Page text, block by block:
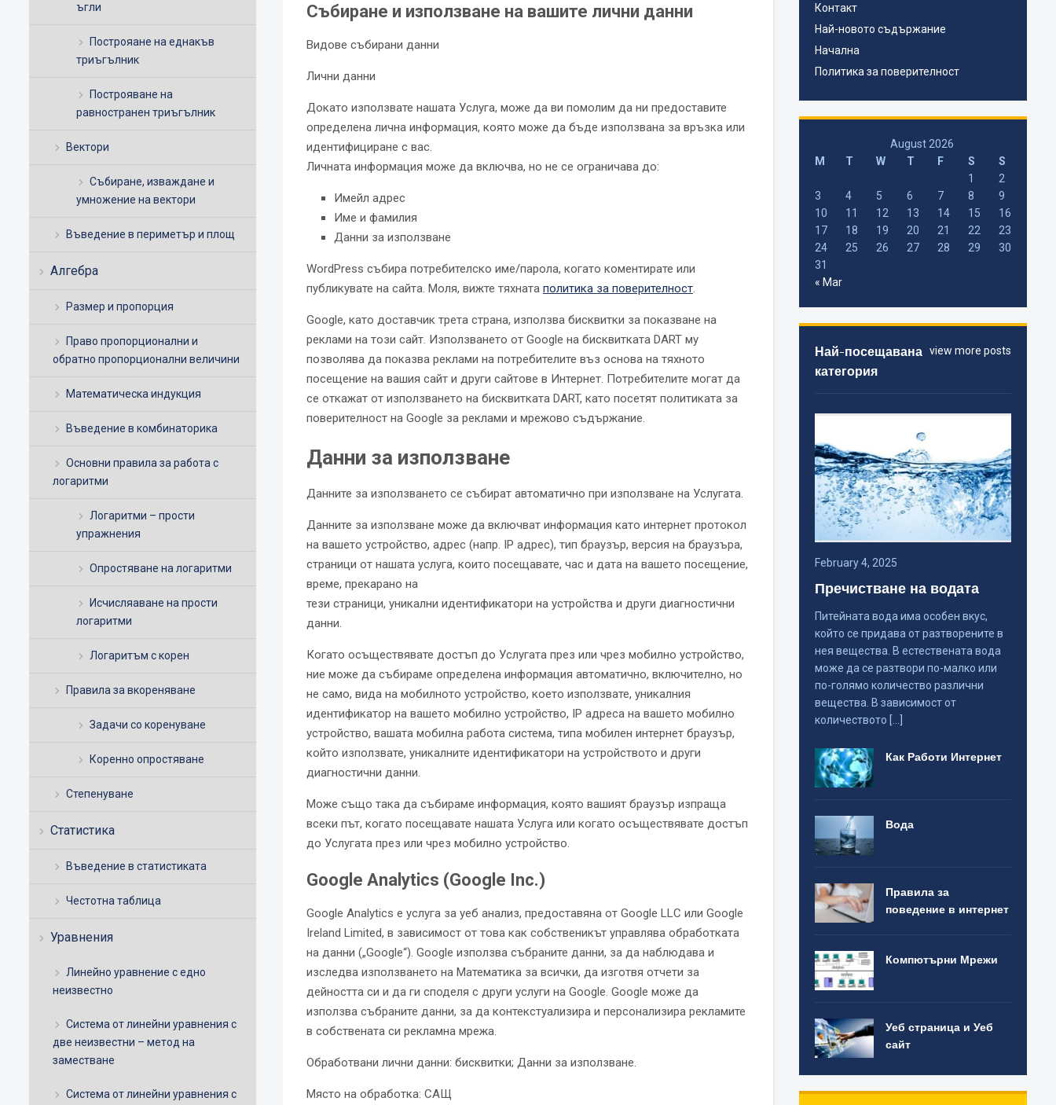
ъгли
Построяане на еднакъв
триъгълник
Построяване на
равностранен триъгълник
Вектори
Събиране, изваждане и
умножение на вектори
Въведение в периметър и площ
Алгебра
Размер и пропорция
Право пропорционални и
обратно пропорционални величини
Математическа индукция
Въведение в комбинаторика
Основни правила за работа с
логаритми
Логаритми – прости
упражнения
Опростяване на логаритми
Исчисляаване на прости
логаритми
Логаритъм с корен
Правила за вкореняване
Задачи со коренуване
Коренно опростяване
Степенуване
Статистика
Въведение в статистиката
Честотна таблица
Уравнения
Линейно уравнение с едно
неизвестно
Система от линейни уравнения с
две неизвестни – метод на
заместване
Система от линейни уравнения с
Събиране и използване на вашите лични данни
Видове събирани данни
Лични данни
Докато използвате нашата Услуга, може да ви помолим да ни предоставите
определена лична информация, която може да бъде използвана за връзка или
идентифициране с вас.
Личната информация може да включва, но не се ограничава до:
Имейл адрес
Име и фамилия
Данни за използване
WordPress събира потребителско име/парола, когато коментирате или
публикувате на сайта. Моля, вижте тяхната политика за поверителност.
Google, като доставчик трета страна, използва бисквитки за показване на
реклами на този сайт. Използването от Google на бисквитката DART му
позволява да показва реклами на потребителите въз основа на тяхното
посещение на вашия сайт и други сайтове в Интернет. Потребителите могат да
се откажат от използването на бисквитката DART, като посетят политиката за
поверителност на Google за реклами и мрежово съдържание.
Данни за използване
Данните за използването се събират автоматично при използване на Услугата.
Данните за използване може да включват информация като интернет протокол
на вашето устройство, адрес (напр. IP адрес), тип браузър, версия на браузъра,
страници от нашата услуга, които посещавате, час и дата на вашето посещение,
време, прекарано на
тези страници, уникални идентификатори на устройства и други диагностични
данни.
Когато осъществявате достъп до Услугата през или чрез мобилно устройство,
ние може да събираме определена информация автоматично, включително, но
не само, вида на мобилното устройство, което използвате, уникалния
идентификатор на вашето мобилно устройство, IP адреса на вашето мобилно
устройство, вашата мобилна работа система, типа мобилен интернет браузър,
който използвате, уникалните идентификатори на устройството и други
диагностични данни.
Може също така да събираме информация, която вашият браузър изпраща
всеки път, когато посещавате нашата Услуга или когато осъществявате достъп
до Услугата през или чрез мобилно устройство.
Google Analytics (Google Inc.)
Google Analytics е услуга за уеб анализ, предоставяна от Google LLC или Google
Ireland Limited, в зависимост от това как собственикът управлява обработката
на данни („Google“). Google използва събраните данни, за да наблюдава и
изследва използването на Математика за всички, да изготвя отчети за
дейността си и да ги споделя с други услуги на Google. Google може да
използва събраните данни, за да контекстуализира и персонализира рекламите
в собствената си рекламна мрежа.
Обработвани лични данни: бисквитки; Данни за използване.
Място на обработка: САЩ
Контакт
Най-новото съдържание
Начална
Политика за поверителност
August 2026
M
T W T F S
S
1
2
3
4 5 6 7 8
9
10
11 12 13 14 15
16
17
18 19 20 21 22
23
24
25 26 27 28 29
30
31
« Mar
view more posts
Най-посещавана
категория
February 4, 2025
Пречистване на водата
Питейната вода има особен вкус,
който се придава от разтворените в
нея вещества. В естествената вода
може да се разтвори по-малко или
по-голямо количество различни
вещества. В зависимост от
количеството […]
Как Работи Интернет
Вода
Правила за
поведение в интернет
Компютърни Мрежи
Уеб страница и Уеб
сайт